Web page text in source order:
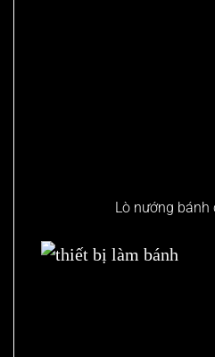
Lò nướng bánh